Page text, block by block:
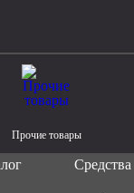
Прочие товары